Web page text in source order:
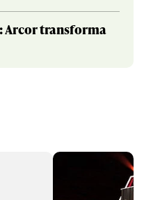
Arcor transforma